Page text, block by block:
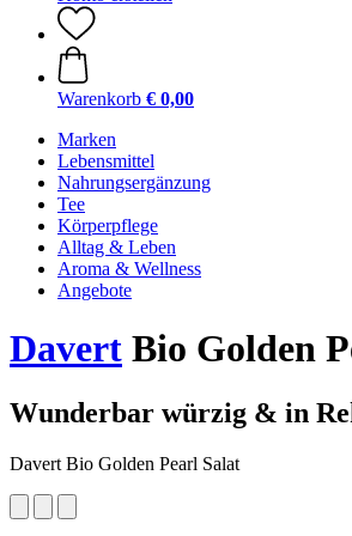
Warenkorb € 0,00
Marken
Lebensmittel
Nahrungsergänzung
Tee
Körperpflege
Alltag & Leben
Aroma & Wellness
Angebote
Davert Bio Golden
Wunderbar würzig & in
Davert Bio Golden Pearl Salat